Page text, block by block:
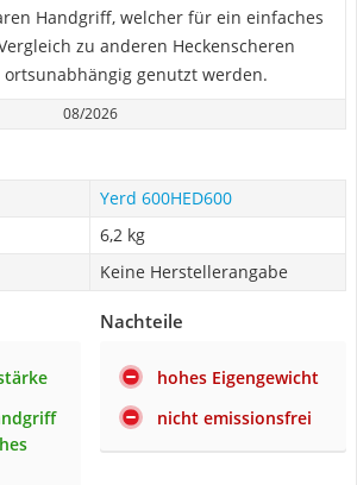
Handgriff, welcher für ein einfaches
zu anderen Heckenscheren
genutzt werden.
08/2026
Yerd 600HED600
6,2 kg
Keine Herstellerangabe
Nachteile
hohes Eigengewicht
nicht emissionsfrei